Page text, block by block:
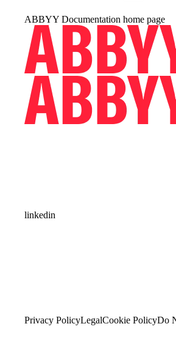
ABBYY Documentation home page
linkedin
Privacy PolicyLegalCookie PolicyDo